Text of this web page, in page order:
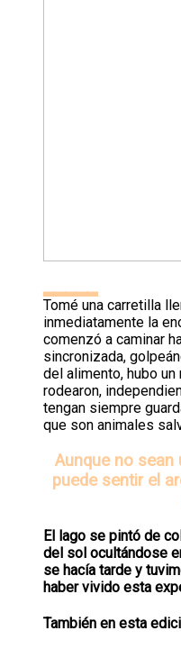
▂▂▂▂▂
Tomé una carretilla
inmediatamente la
comenzó a caminar
sincronizada,
del alimento, hubo
rodearon,
tengan siempre
que son animales
Aunque no sean
puede sentir el
El lago se pintó de
del sol ocultándose
se hacía tarde y
haber vivido esta
También en esta